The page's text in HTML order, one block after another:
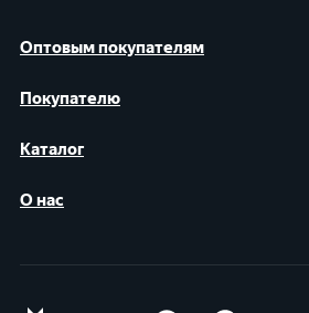
Оптовым покупателям
Покупателю
Каталог
О нас